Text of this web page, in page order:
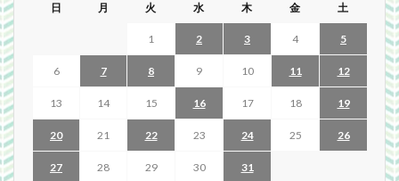
日 月 火 水 木 金 土
1 2 3 4 5
6 7 8 9 10 11 12
13 14 15 16 17 18 19
20 21 22 23 24 25 26
27 28 29 30
31